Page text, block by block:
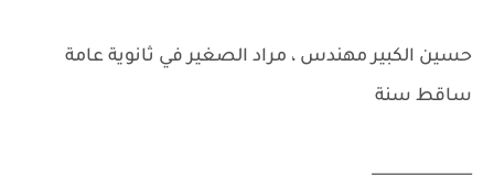
حسين الكبير مهندس ، مراد الصغير في ثانوية عامة
ساقط سنة
_____________